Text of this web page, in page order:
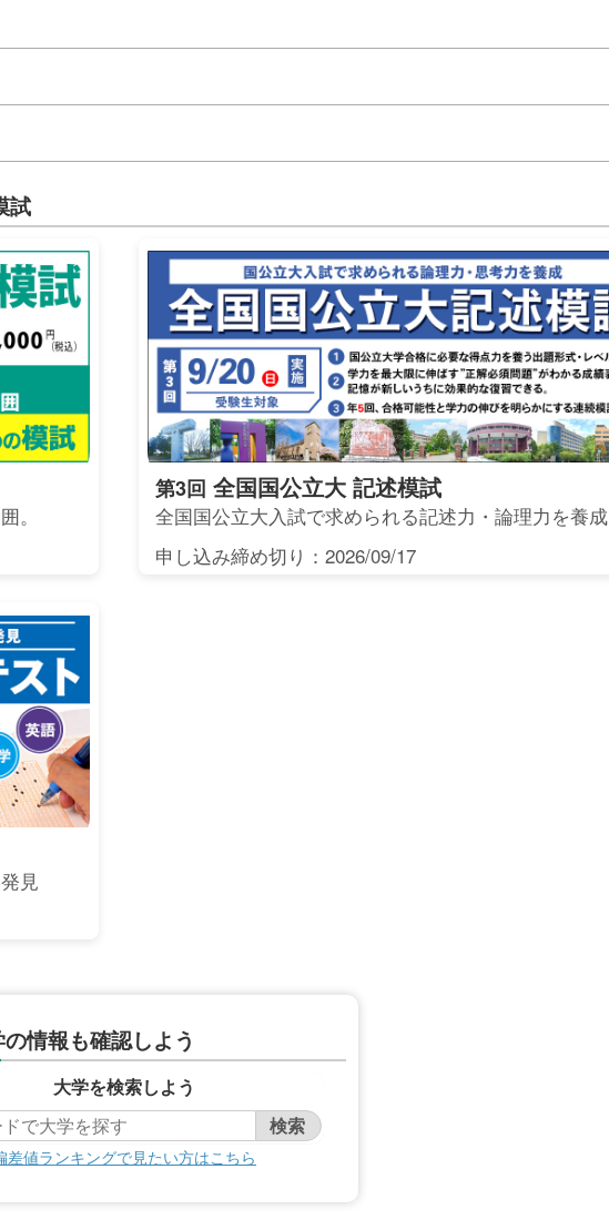
試
。
第3回 全国国公立大 記述模試
全国国公立大入試で求められる記述力・論理力を養成
申し込み締め切り：2026/09/17
見
情報も確認しよう
大学を検索しよう
差値ランキングで見たい方はこちら